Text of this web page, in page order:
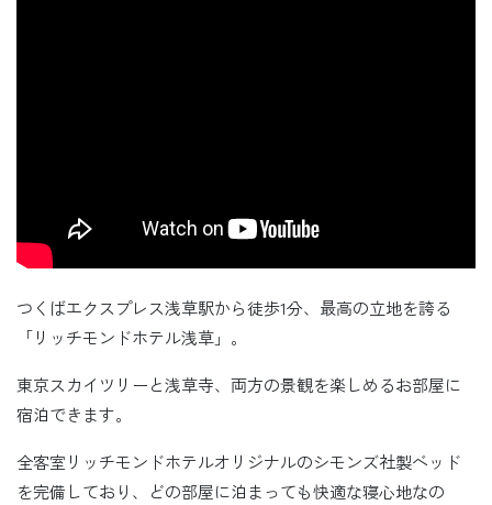
つくばエクスプレス浅草駅から徒歩1分、最高の立地を誇る
「リッチモンドホテル浅草」。
東京スカイツリーと浅草寺、両方の景観を楽しめるお部屋に
宿泊できます。
全客室リッチモンドホテルオリジナルのシモンズ社製ベッド
を完備しており、どの部屋に泊まっても快適な寝心地なの